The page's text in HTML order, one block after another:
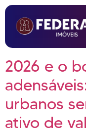
2026 e o
urbanos
ativo de